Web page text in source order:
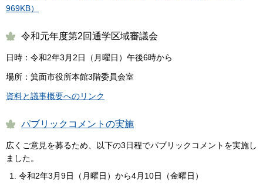
969KB）
令和元年度第2回通学区域審議会
日時：令和2年3月2日（月曜日）午後6時から
場所：箕面市役所本館3階委員会室
資料と議事概要へのリンク
パブリックコメントの実施
広くご意見を募るため、以下の3日程でパブリックコメントを実施し
ました。
令和2年3月9日（月曜日）から4月10日（金曜日）